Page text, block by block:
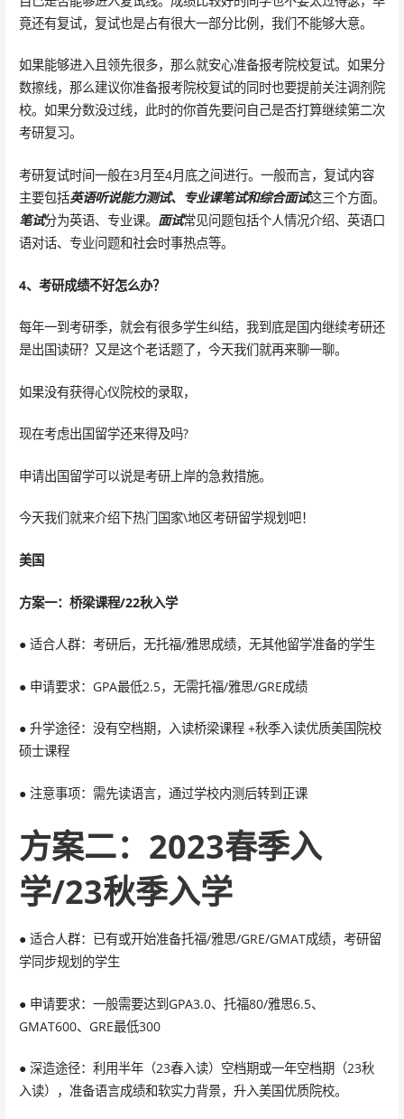
竟还有复试，复试也是占有很大一部分比例，我们不能够大意。
如果能够进入且领先很多，那么就安心准备报考院校复试。如果分
数擦线，那么建议你准备报考院校复试的同时也要提前关注调剂院
校。如果分数没过线，此时的你首先要问自己是否打算继续第二次
考研复习。
考研复试时间一般在3月至4月底之间进行。一般而言，复试内容
主要包括英语听说能力测试、专业课笔试和综合面试这三个方面。
笔试分为英语、专业课。 面试常见问题包括个人情况介绍、英语口
语对话、专业问题和社会时事热点等。
4、考研成绩不好怎么办？
每年一到考研季，就会有很多学生纠结，我到底是国内继续考研还
是出国读研？又是这个老话题了，今天我们就再来聊一聊。
如果没有获得心仪院校的录取，
现在考虑出国留学还来得及吗?
申请出国留学可以说是考研上岸的急救措施。
今天我们就来介绍下热门国家\地区考研留学规划吧！
美国
方案一：桥梁课程/22秋入学
● 适合人群：考研后，无托福/雅思成绩，无其他留学准备的学生
● 申请要求：GPA最低2.5，无需托福/雅思/GRE成绩
● 升学途径：没有空档期，入读桥梁课程 +秋季入读优质美国院校
硕士课程
● 注意事项：需先读语言，通过学校内测后转到正课
方案二：2023春季入
学/23秋季入学
● 适合人群：已有或开始准备托福/雅思/GRE/GMAT成绩，考研留
学同步规划的学生
● 申请要求：一般需要达到GPA3.0、托福80/雅思6.5、
GMAT600、GRE最低300
● 深造途径：利用半年（23春入读）空档期或一年空档期（23秋
入读），准备语言成绩和软实力背景，升入美国优质院校。